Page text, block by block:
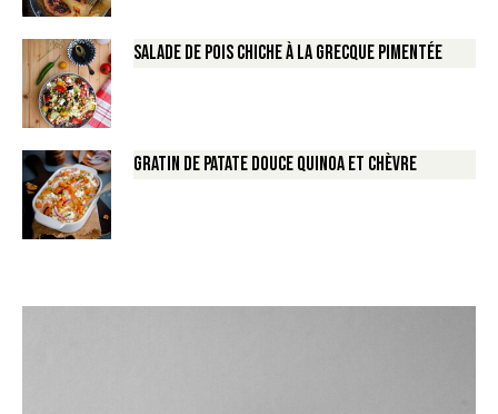
Salade de Pois chiche à la Grecque pimentée
Gratin de Patate douce Quinoa et Chèvre